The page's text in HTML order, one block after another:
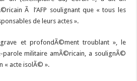
Ã l’AFP soulignant que « tous les
de leurs actes ».
et profondÃ©ment troublant », le
parole militaire amÃ©ricain, a soulignÃ©
« acte isolÃ© ».